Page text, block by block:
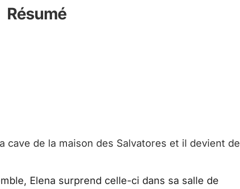
Résumé
cave de la maison des Salvatores et il devient de
Elena surprend celle-ci dans sa salle de